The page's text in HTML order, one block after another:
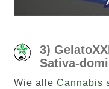
3)
Sativa-
Wie alle Cannabis